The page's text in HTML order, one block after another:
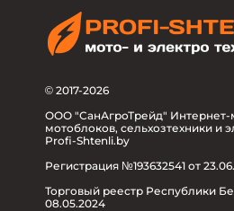
© 2017-2026
ООО "СанАгроТрейд" Интернет-
мотоблоков, сельхозтехники и
Profi-Shtenli.by
Регистрация №193632541 от
Торговый реестр Республики
08.05.2024